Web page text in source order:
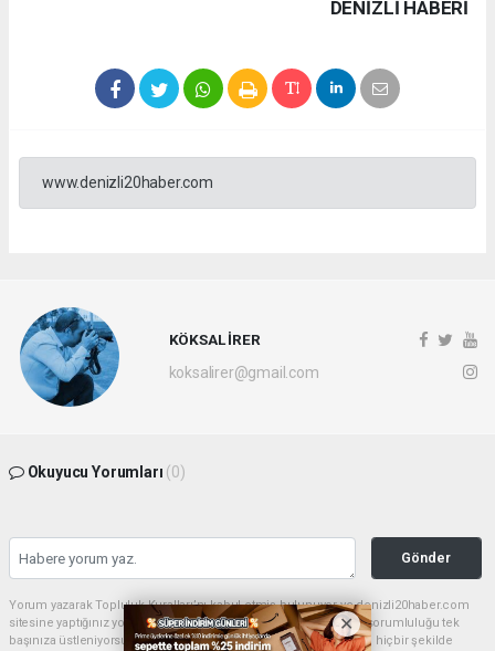
DENIZLI HABERİ
www.denizli20haber.com
KÖKSAL İRER
koksalirer@gmail.com
Okuyucu Yorumları (0)
Gönder
Yorum yazarak Topluluk Kuralları’nı kabul etmiş bulunuyor ve denizli20haber.com
sitesine yaptığınız yorumunuzla ilgili doğrudan veya dolaylı tüm sorumluluğu tek
başınıza üstleniyorsunuz. Yazılan tüm yorumlardan site yönetimi hiçbir şekilde